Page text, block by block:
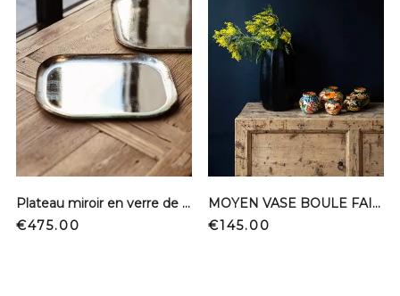
Plateau miroir en verre de Murano - S
Price
€475.00
MOYEN VASE BOULE FAIT MAIN FRANCE
Price
€145.00